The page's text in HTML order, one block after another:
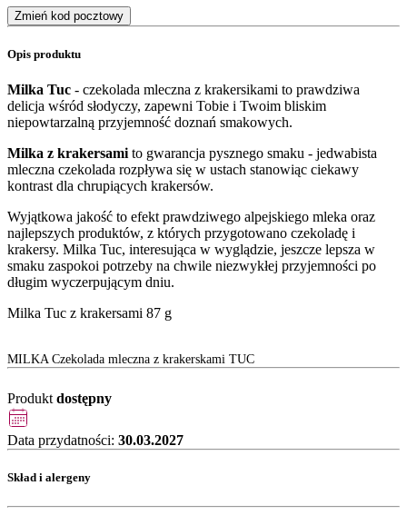
Zmień kod pocztowy
Opis produktu
Milka Tuc - czekolada mleczna z krakersikami to prawdziwa
delicja wśród słodyczy, zapewni Tobie i Twoim bliskim
niepowtarzalną przyjemność doznań smakowych.
Milka z krakersami to gwarancja pysznego smaku - jedwabista
mleczna czekolada rozpływa się w ustach stanowiąc ciekawy
kontrast dla chrupiących krakersów.
Wyjątkowa jakość to efekt prawdziwego alpejskiego mleka oraz
najlepszych produktów, z których przygotowano czekoladę i
krakersy. Milka Tuc, interesująca w wyglądzie, jeszcze lepsza w
smaku zaspokoi potrzeby na chwile niezwykłej przyjemności po
długim wyczerpującym dniu.
Milka Tuc z krakersami 87 g
MILKA Czekolada mleczna z krakerskami TUC
Produkt dostępny
Data przydatności: 30.03.2027
Skład i alergeny